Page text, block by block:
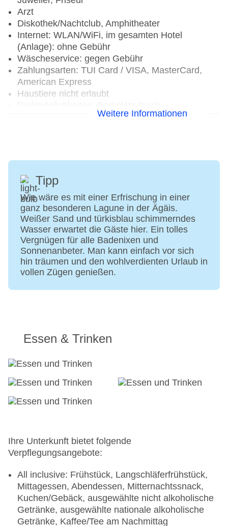
Arzt
Diskothek/Nachtclub, Amphitheater
Internet: WLAN/WiFi, im gesamten Hotel
(Anlage): ohne Gebühr
Wäscheservice: gegen Gebühr
Zahlungsarten: TUI Card / VISA, MasterCard,
American Express
Haustiere nicht erlaubt
Verfügbarkeit), bewacht: gegen Gebühr
Gebäudeanzahl: 1, Etagen: 4, Zimmer: 362
Landeskategorie: 5 Sterne
Weitere Informationen
Tipp
Wie wäre es mit einer Erfrischung in einer
ganz besonderen Lagune in der Ägäis.
Weißer Sand und türkisblau schimmerndes
Wasser erwartet die Gäste hier. Ein tolles
Vergnügen für alle Badenixen und
Sonnenanbeter. Man kann einfach vor sich
hin träumen und den wohlverdienten Urlaub in
vollen Zügen genießen.
Essen & Trinken
Ihre Unterkunft bietet folgende
Verpflegungsangebote:
All inclusive: Frühstück, Langschläferfrühstück,
Mittagessen, Abendessen, Mitternachtssnack,
Kuchen/Gebäck, ausgewählte nicht alkoholische
Getränke, ausgewählte nationale alkoholische
Getränke, Kaffee/Tee am Nachmittag